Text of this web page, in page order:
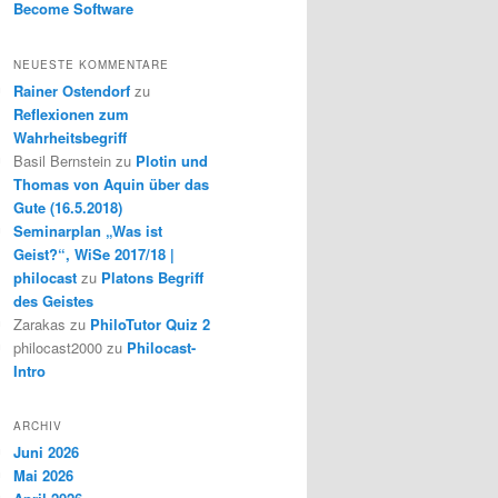
Become Software
NEUESTE KOMMENTARE
Rainer Ostendorf zu
Reflexionen zum
Wahrheitsbegriff
Basil Bernstein zu Plotin und
Thomas von Aquin über das
Gute (16.5.2018)
Seminarplan „Was ist
Geist?“, WiSe 2017/18 |
philocast zu Platons Begriff
des Geistes
Zarakas zu PhiloTutor Quiz 2
philocast2000 zu Philocast-
Intro
ARCHIV
Juni 2026
Mai 2026